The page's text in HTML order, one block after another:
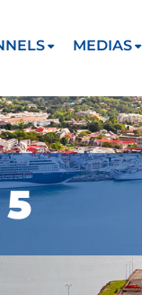
MEDIAS